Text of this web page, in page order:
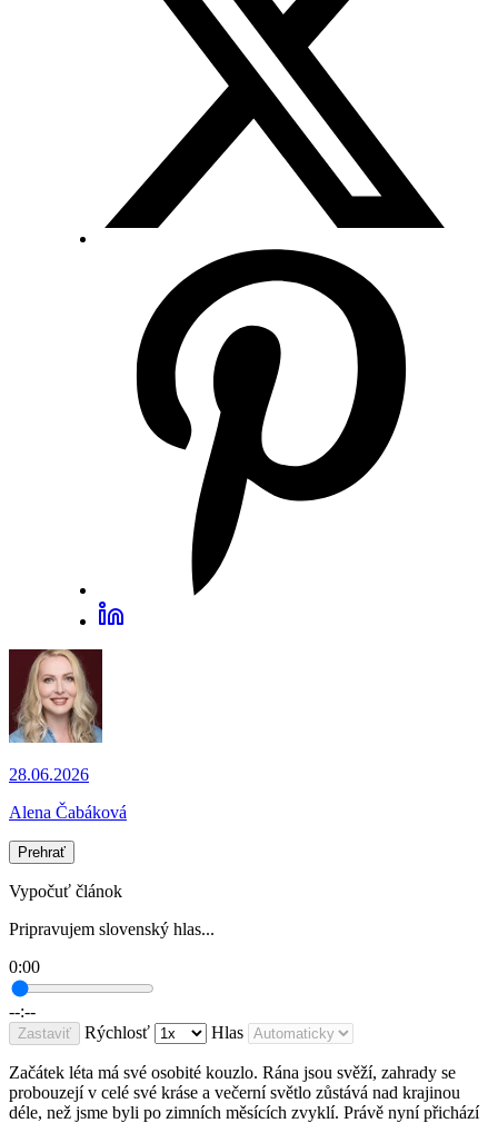
28.06.2026
Alena Čabáková
Prehrať
Vypočuť článok
Pripravujem slovenský hlas...
0:00
--:--
Zastaviť Rýchlosť Hlas
Začátek léta má své osobité kouzlo. Rána jsou svěží, zahrady se
probouzejí v celé své kráse a večerní světlo zůstává nad krajinou
déle, než jsme byli po zimních měsících zvyklí. Právě nyní přichází